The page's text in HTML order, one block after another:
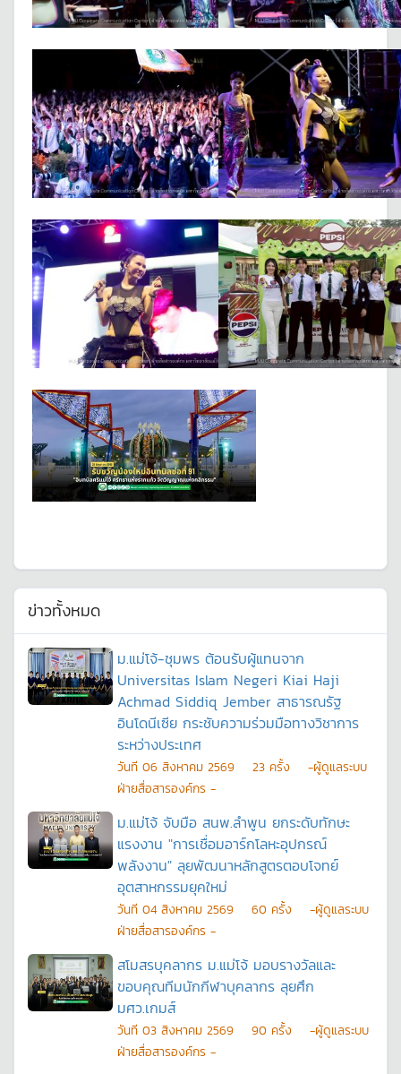
ข่าวทั้งหมด
ม.แม่โจ้-ชุมพร ต้อนรับผู้แทนจาก
Universitas Islam Negeri Kiai Haji
Achmad Siddiq Jember สาธารณรัฐ
อินโดนีเซีย กระชับความร่วมมือทางวิชาการ
ระหว่างประเทศ
วันที 06 สิงหาคม 2569 23 ครั้ง
-ผู้ดูแลระบบ
ฝ่ายสื่อสารองค์กร -
ม.แม่โจ้ จับมือ สนพ.ลำพูน ยกระดับทักษะ
แรงงาน "การเชื่อมอาร์กโลหะอุปกรณ์
พลังงาน" ลุยพัฒนาหลักสูตรตอบโจทย์
อุตสาหกรรมยุคใหม่
วันที 04 สิงหาคม 2569 60 ครั้ง
-ผู้ดูแลระบบ
ฝ่ายสื่อสารองค์กร -
สโมสรบุคลากร ม.แม่โจ้ มอบรางวัลและ
ขอบคุณทีมนักกีฬาบุคลากร ลุยศึก
มศว.เกมส์
วันที 03 สิงหาคม 2569 90 ครั้ง
-ผู้ดูแลระบบ
ฝ่ายสื่อสารองค์กร -